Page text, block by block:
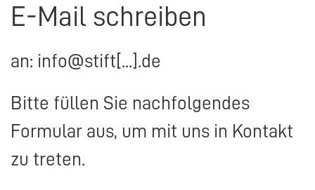
E-Mail schreiben
an: info@stift[...].de
Bitte füllen Sie nachfolgendes
Formular aus, um mit uns in Kontakt
zu treten.